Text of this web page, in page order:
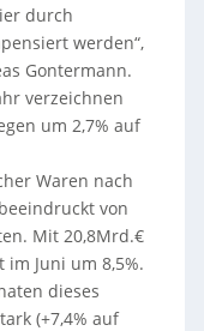
durch
werden“,
Gontermann.
verzeichnen
um 2,7% auf
Waren nach
von
Mit 20,8Mrd.€
Juni um 8,5%.
dieses
(+7,4% auf